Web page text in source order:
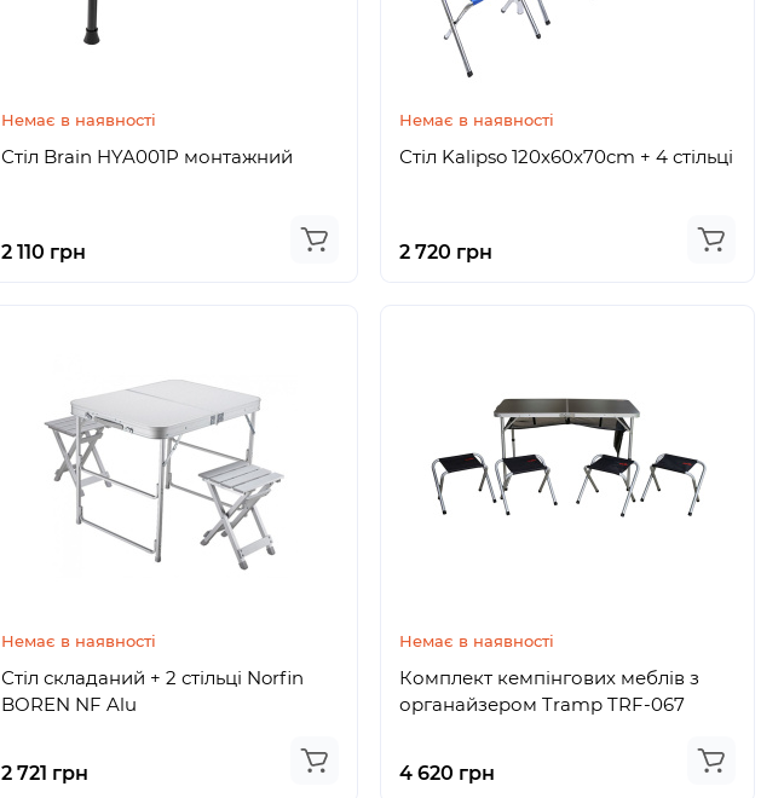
Немає в наявності
Стіл Brain HYA001P монтажний
2 110 грн
Немає в наявності
Стіл Kalipso 120x60x70cm + 4 стільці
2 720 грн
Немає в наявності
Стіл складаний + 2 стільці Norfin
BOREN NF Alu
2 721 грн
Немає в наявності
Комплект кемпінгових меблів з
органайзером Tramp TRF-067
4 620 грн